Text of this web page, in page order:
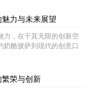
力与未来展望
力，在于其无限的创新空
奶酪披萨到现代的创意口
荣与创新